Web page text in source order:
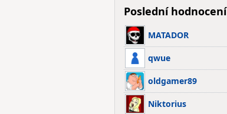
Poslední hodnocení
MATADOR
qwue
oldgamer89
Niktorius